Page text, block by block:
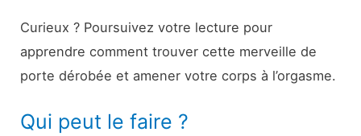
Curieux ? Poursuivez votre lecture pour
apprendre comment trouver cette merveille de
porte dérobée et amener votre corps à l’orgasme.
Qui peut le faire ?